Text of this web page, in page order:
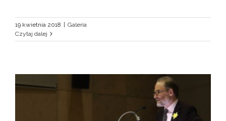
19 kwietnia 2018 | Galeria
Czytaj dalej